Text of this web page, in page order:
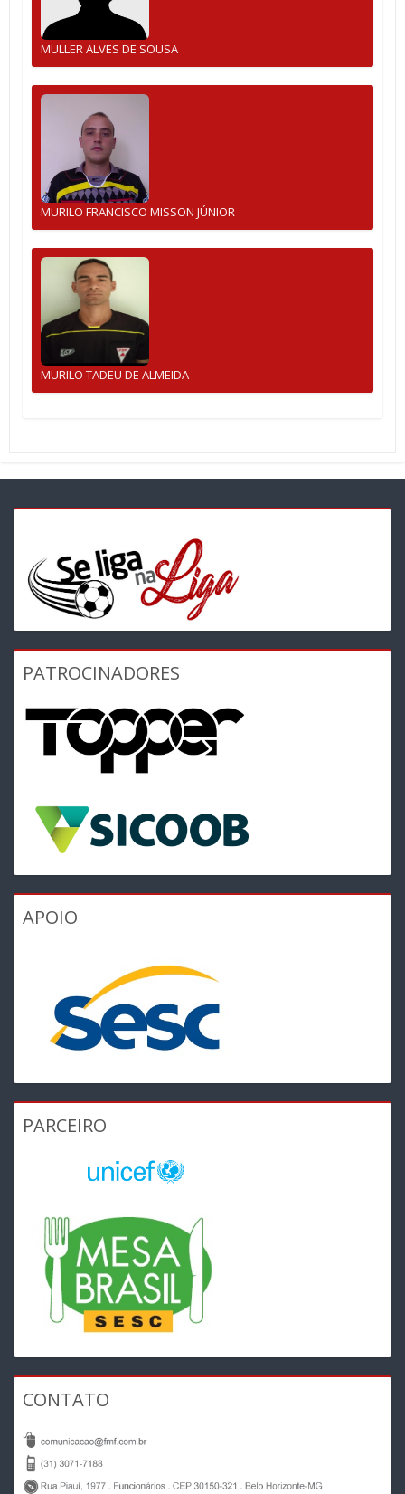
MULLER ALVES DE SOUSA
MURILO FRANCISCO MISSON JÚNIOR
MURILO TADEU DE ALMEIDA
PATROCINADORES
APOIO
PARCEIRO
CONTATO